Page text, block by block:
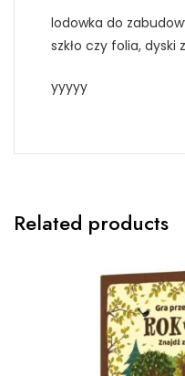
lodowka do
szkło czy folia,
yyyyy
Related products